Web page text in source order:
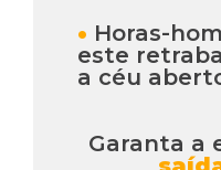
• Horas-
este
a céu
Garanta a